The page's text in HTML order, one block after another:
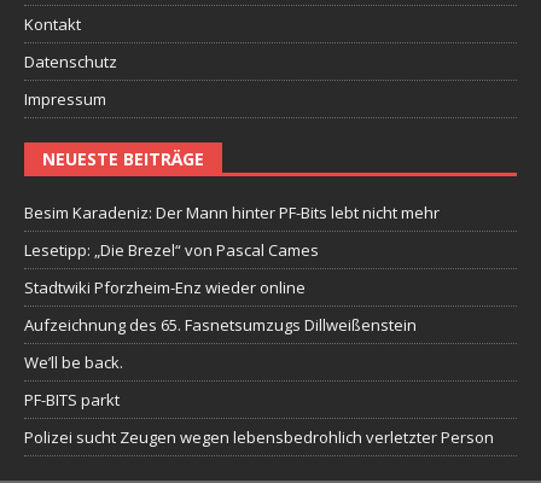
Kontakt
Datenschutz
Impressum
NEUESTE BEITRÄGE
Besim Karadeniz: Der Mann hinter PF-Bits lebt nicht mehr
Lesetipp: „Die Brezel“ von Pascal Cames
Stadtwiki Pforzheim-Enz wieder online
Aufzeichnung des 65. Fasnetsumzugs Dillweißenstein
We’ll be back.
PF-BITS parkt
Polizei sucht Zeugen wegen lebensbedrohlich verletzter Person